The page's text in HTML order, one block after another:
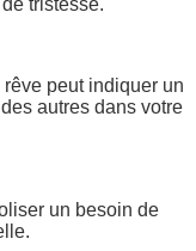
peut indiquer un
autres dans votre
un besoin de